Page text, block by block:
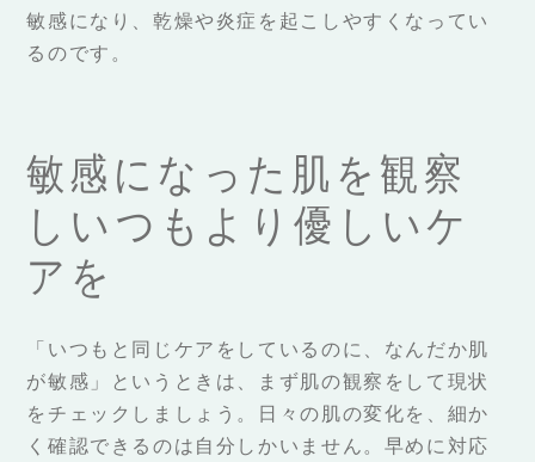
敏感になり、乾燥や炎症を起こしやすくなってい
るのです。
敏感になった肌を観察
しいつもより優しいケ
アを
「いつもと同じケアをしているのに、なんだか肌
が敏感」というときは、まず肌の観察をして現状
をチェックしましょう。日々の肌の変化を、細か
く確認できるのは自分しかいません。早めに対応